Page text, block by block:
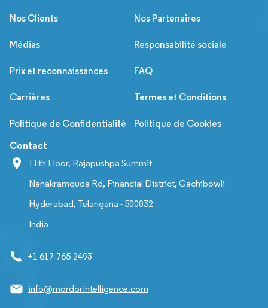
Nos Clients Nos Partenaires
Médias Responsabilité sociale
Prix et reconnaissances FAQ
Carrières Termes et Conditions
Politique de Confidentialité Politique de Cookies
Contact
11th Floor, Rajapushpa Summit
Nanakramguda Rd, Financial District, Gachibowli
Hyderabad, Telangana - 500032
India
+1 617-765-2493
info@mordorintelligence.com